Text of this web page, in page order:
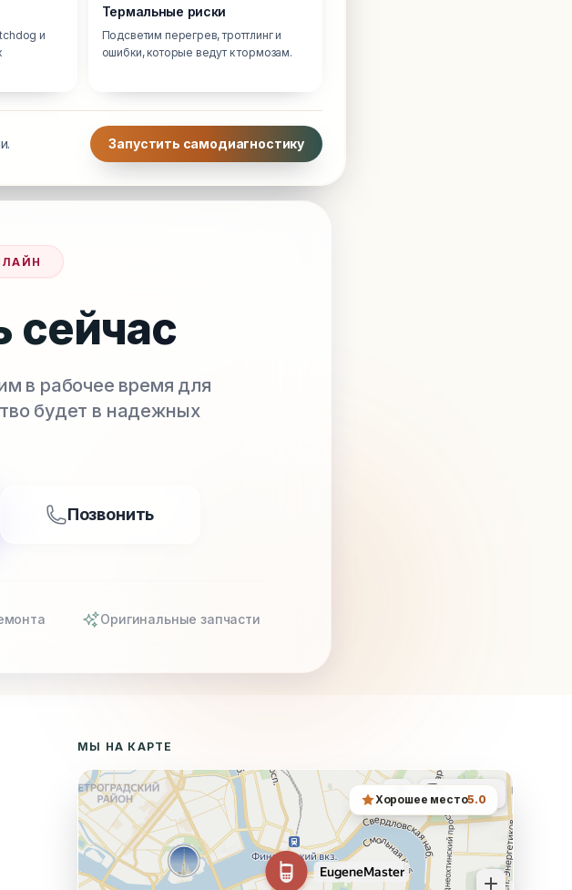
и
Термальные риски
Подсветим перегрев, троттлинг и
ошибки, которые ведут к тормозам.
Запустить самодиагностику
сейчас
в рабочее время для
будет в надежных
Позвонить
Оригинальные запчасти
МЫ НА КАРТЕ
Хорошее место5.0